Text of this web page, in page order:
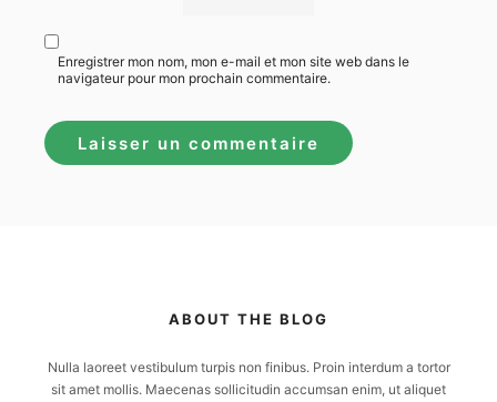
Enregistrer mon nom, mon e-mail et mon site web dans le
navigateur pour mon prochain commentaire.
ABOUT THE BLOG
Nulla laoreet vestibulum turpis non finibus. Proin interdum a tortor
sit amet mollis. Maecenas sollicitudin accumsan enim, ut aliquet